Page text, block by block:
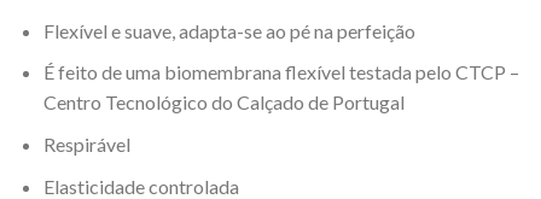
Flexível e suave, adapta-se ao pé na perfeição
É feito de uma biomembrana flexível testada pelo CTCP –
Centro Tecnológico do Calçado de Portugal
Respirável
Elasticidade controlada